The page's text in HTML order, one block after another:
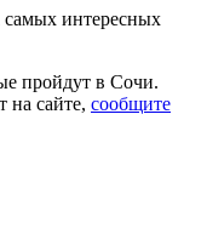
интересных
пройдут в Сочи.
на сайте, сообщите